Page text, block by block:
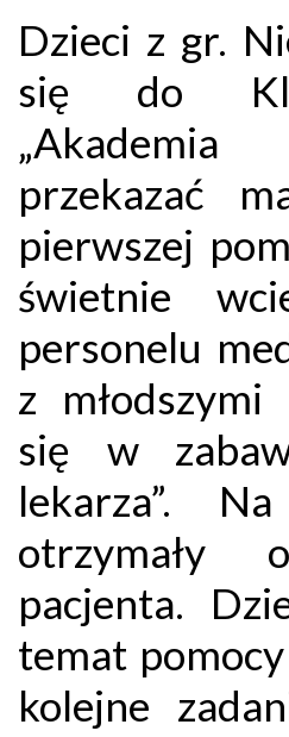
Dzieci z gr.
się do
przekazać
pierwszej
świetnie
personelu
z młodszymi
się w
lekarza”.
otrzymały
pacjenta.
temat
kolejne